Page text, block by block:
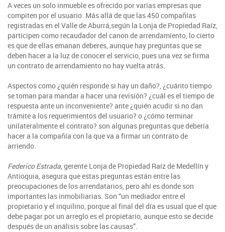
A veces un solo inmueble es ofrecido por varias empresas que
compiten por el usuario. Más allá de que las 450 compañías
registradas en el Valle de Aburrá,según la Lonja de Propiedad Raíz,
participen como recaudador del canon de arrendamiento, lo cierto
es que de ellas emanan deberes, aunque hay preguntas que se
deben hacer a la luz de conocer el servicio, pues una vez se firma
un contrato de arrendamiento no hay vuelta atrás.
Aspectos como ¿quién responde si hay un daño?, ¿cuánto tiempo
se toman para mandar a hacer una revisión? ¿cuál es el tiempo de
respuesta ante un inconveniente? ante ¿quién acudir si no dan
trámite a los requerimientos del usuario? o ¿cómo terminar
unilateralmente el contrato? son algunas preguntas que debería
hacer a la compañía con la que va a firmar un contrato de
arriendo.
Federico Estrada, gerente Lonja de Propiedad Raíz de Medellín y
Antioquia, asegura que estas preguntas están entre las
preocupaciones de los arrendatarios, pero ahí es donde son
importantes las inmobiliarias. Son “un mediador entre el
propietario y el inquilino, porque al final del día es usual que el que
debe pagar por un arreglo es el propietario, aunque esto se decide
después de un análisis sobre las causas”.